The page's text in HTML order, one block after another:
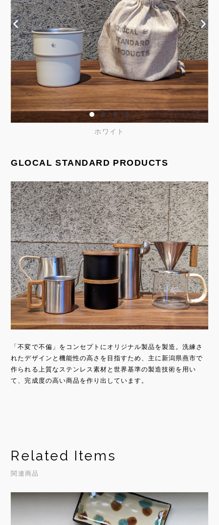
ホワイト
GLOCAL STANDARD PRODUCTS
「不変で不偏」をコンセプトにオリジナル製品を製造。洗練さ
れたデザインと機能性の高さを目指すため、主に新潟県燕市で
作られる上質なステンレス素材と世界基準の製造技術を用い
て、完成度の高い商品を作り出しています。
Related Items
関連商品